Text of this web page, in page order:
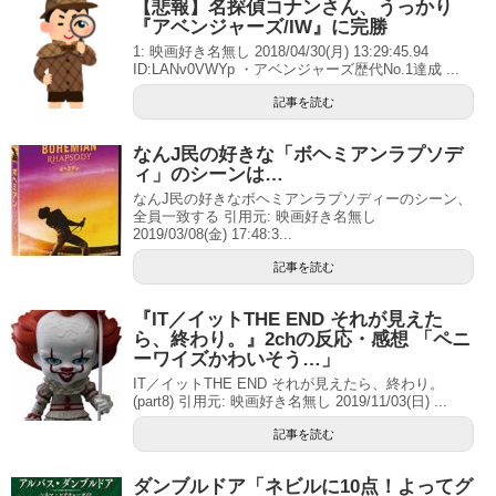
【悲報】名探偵コナンさん、うっかり
『アベンジャーズ/IW』に完勝
1: 映画好き名無し 2018/04/30(月) 13:29:45.94
ID:LANv0VWYp ・アベンジャーズ歴代No.1達成 ...
記事を読む
なんJ民の好きな「ボヘミアンラプソデ
ィ」のシーンは…
なんJ民の好きなボヘミアンラプソディーのシーン、
全員一致する 引用元: 映画好き名無し
2019/03/08(金) 17:48:3...
記事を読む
『IT／イットTHE END それが見えた
ら、終わり。』2chの反応・感想 「ペニ
ーワイズかわいそう…」
IT／イットTHE END それが見えたら、終わり。
(part8) 引用元: 映画好き名無し 2019/11/03(日) ...
記事を読む
ダンブルドア「ネビルに10点！よってグ